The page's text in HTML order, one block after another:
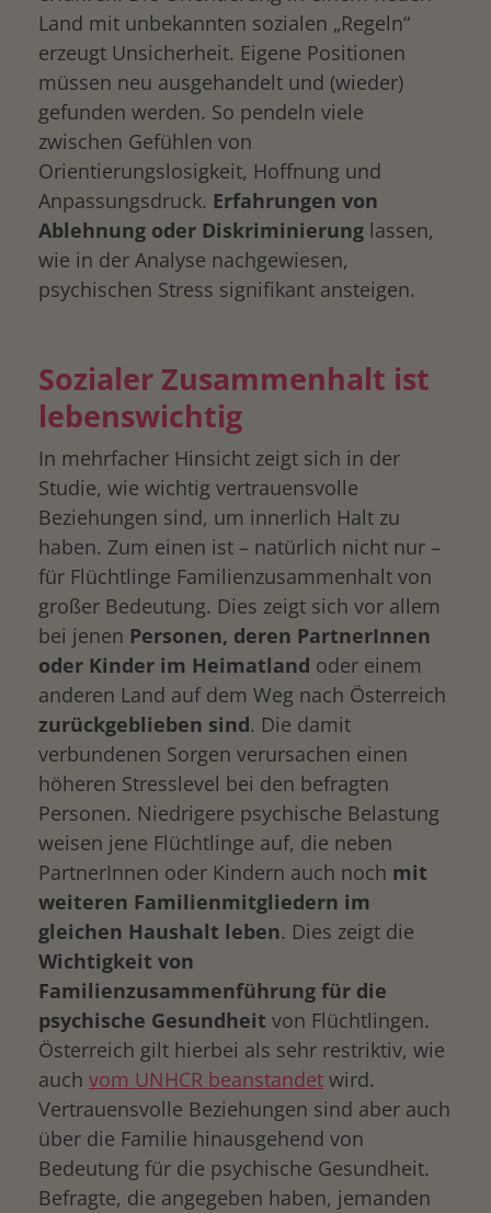
Land mit unbekannten sozialen „Regeln“
erzeugt Unsicherheit. Eigene Positionen
müssen neu ausgehandelt und (wieder)
gefunden werden. So pendeln viele
zwischen Gefühlen von
Orientierungslosigkeit, Hoffnung und
Anpassungsdruck. Erfahrungen von
Ablehnung oder Diskriminierung lassen,
wie in der Analyse nachgewiesen,
psychischen Stress signifikant ansteigen.
Sozialer Zusammenhalt ist
lebenswichtig
In mehrfacher Hinsicht zeigt sich in der
Studie, wie wichtig vertrauensvolle
Beziehungen sind, um innerlich Halt zu
haben. Zum einen ist – natürlich nicht nur –
für Flüchtlinge Familienzusammenhalt von
großer Bedeutung. Dies zeigt sich vor allem
bei jenen Personen, deren PartnerInnen
oder Kinder im Heimatland oder einem
anderen Land auf dem Weg nach Österreich
zurückgeblieben sind. Die damit
verbundenen Sorgen verursachen einen
höheren Stresslevel bei den befragten
Personen. Niedrigere psychische Belastung
weisen jene Flüchtlinge auf, die neben
PartnerInnen oder Kindern auch noch mit
weiteren Familienmitgliedern im
gleichen Haushalt leben. Dies zeigt die
Wichtigkeit von
Familienzusammenführung für die
psychische Gesundheit von Flüchtlingen.
Österreich gilt hierbei als sehr restriktiv, wie
auch vom UNHCR beanstandet wird.
Vertrauensvolle Beziehungen sind aber auch
über die Familie hinausgehend von
Bedeutung für die psychische Gesundheit.
Befragte, die angegeben haben, jemanden